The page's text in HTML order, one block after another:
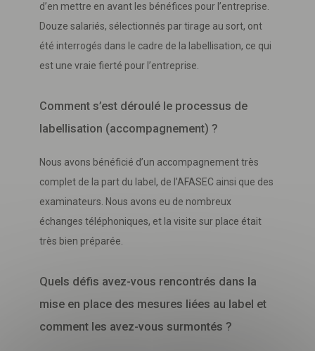
d’en mettre en avant les bénéfices pour l’entreprise.
Douze salariés, sélectionnés par tirage au sort, ont
été interrogés dans le cadre de la labellisation, ce qui
est une vraie fierté pour l’entreprise.
Comment s’est déroulé le processus de
labellisation (accompagnement) ?
Nous avons bénéficié d’un accompagnement très
complet de la part du label, de l’AFASEC ainsi que des
examinateurs. Nous avons eu de nombreux
échanges téléphoniques, et la visite sur place était
très bien préparée.
Quels défis avez-vous rencontrés dans la
mise en place des mesures liées au label et
comment les avez-vous surmontés ?
Télécharger votre fichier